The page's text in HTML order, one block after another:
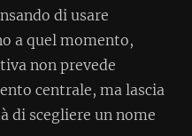
di usare
a quel momento,
non prevede
centrale, ma lascia
di scegliere un nome